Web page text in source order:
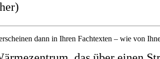
dann in Ihren Fachtexten – wie von